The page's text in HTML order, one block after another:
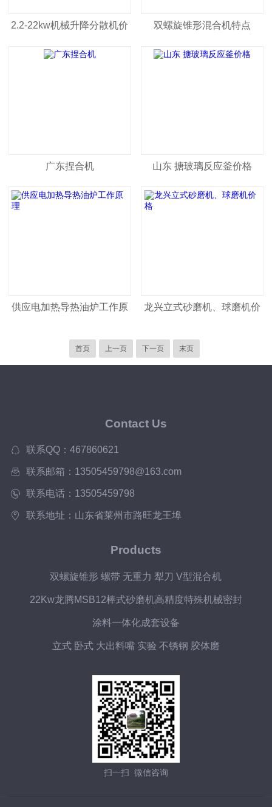
2.2-22kw机械升降分散机价
格
双螺旋锥形混合机特点
广东捏合机 山东 搪玻璃反应釜价格
供应电加热导热油炉工作原 龙兴立式砂磨机、球磨机价
首页 上一页 下一页 末页
Contact Us
联系QQ：467860621
联系邮箱：13505459798@163.com
联系电话：13505459798
联系地址：山东省莱州市路旺龙王埠
Products
双螺旋锥形 螺带 无重力 犁刀 V型混合机
22Kw龙腾MSB12棒式砂磨机高精度特殊机械密封
涂料一体化成套设备
立式 卧式 大出料嘴 实验 不锈钢 胶体磨
扫一扫 微信咨询